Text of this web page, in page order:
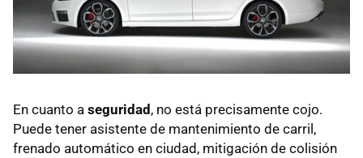
En cuanto a seguridad , no está precisamente cojo.
Puede tener asistente de mantenimiento de carril,
frenado automático en ciudad, mitigación de colisión